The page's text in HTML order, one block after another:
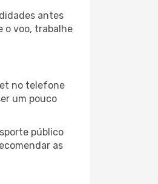
antes
o voo, trabalhe
no telefone
um pouco
público
as